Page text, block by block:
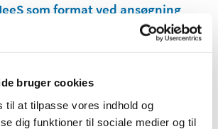
bruger cookies
til at tilpasse vores indhold og
dig funktioner til sociale medier og til
som format ved ansøgning
til lægemidler
at fremhæve planen for afvikling
vaccinen